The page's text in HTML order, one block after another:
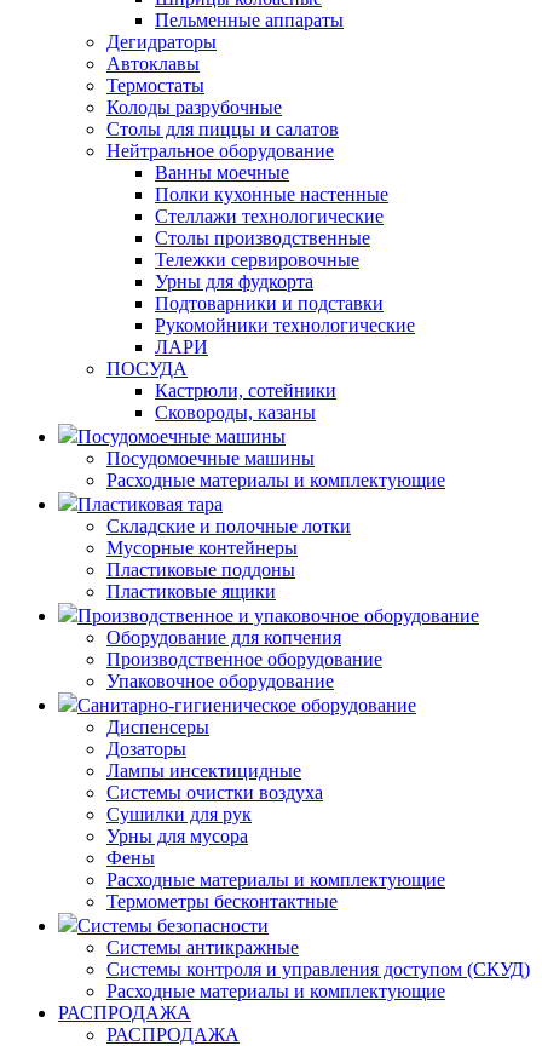
Пельменные аппараты
Дегидраторы
Автоклавы
Термостаты
Колоды разрубочные
Столы для пиццы и салатов
Нейтральное оборудование
Ванны моечные
Полки кухонные настенные
Стеллажи технологические
Столы производственные
Тележки сервировочные
Урны для фудкорта
Подтоварники и подставки
Рукомойники технологические
ЛАРИ
ПОСУДА
Кастрюли, сотейники
Сковороды, казаны
Посудомоечные машины
Посудомоечные машины
Расходные материалы и комплектующие
Пластиковая тара
Складские и полочные лотки
Мусорные контейнеры
Пластиковые поддоны
Пластиковые ящики
Производственное и упаковочное оборудование
Оборудование для копчения
Производственное оборудование
Упаковочное оборудование
Санитарно-гигиеническое оборудование
Диспенсеры
Дозаторы
Лампы инсектицидные
Системы очистки воздуха
Сушилки для рук
Урны для мусора
Фены
Расходные материалы и комплектующие
Термометры бесконтактные
Системы безопасности
Системы антикражные
Системы контроля и управления доступом (СКУД)
Расходные материалы и комплектующие
РАСПРОДАЖА
РАСПРОДАЖА